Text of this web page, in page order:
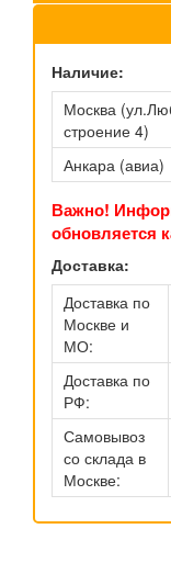
Наличие:
Москва
строение 4)
Анкара (авиа)
Важно!
обновляется
Доставка:
Доставка по
Москве и
МО:
Доставка по
РФ:
Самовывоз
со склада в
Москве: